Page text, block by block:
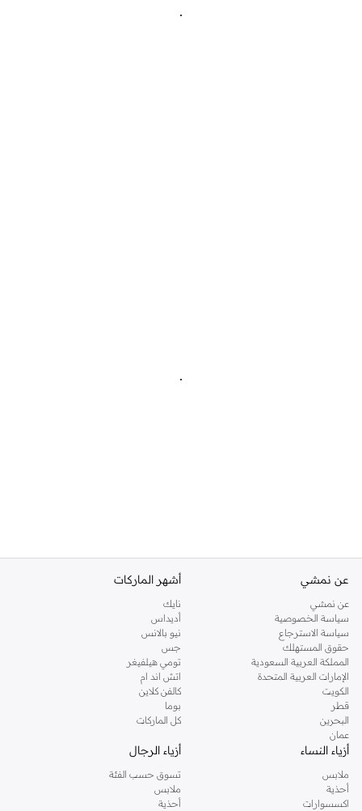
عن نمشي
عن نمشي
سياسة الخصوصية
سياسة الاسترجاع
حقوق المستهلك
المملكة العربية السعودية
الإمارات العربية المتحدة
الكويت
قطر
البحرين
عمان
أشهر الماركات
نايك
أديداس
نيو بالانس
جس
تومي هيلفيغر
اتش اند ام
كالفن كلاين
بوما
كل الماركات
أزياء النساء
ملابس
أحذية
اكسسوارات
أزياء الرجال
تسوق حسب الفئة
ملابس
أحذية